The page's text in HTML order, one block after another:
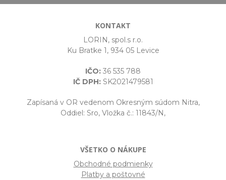
KONTAKT
LORIN, spol.s r.o.
Ku Bratke 1, 934 05 Levice
IČO: 36 535 788
IČ DPH:SK2021479581
Zapísaná v OR vedenom Okresným súdom Nitra,
Oddiel: Sro, Vložka č.: 11843/N,
VŠETKO O NÁKUPE
Obchodné podmienky
Platby a poštovné